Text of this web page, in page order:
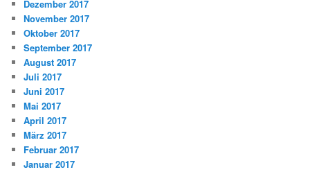
Dezember 2017
November 2017
Oktober 2017
September 2017
August 2017
Juli 2017
Juni 2017
Mai 2017
April 2017
März 2017
Februar 2017
Januar 2017